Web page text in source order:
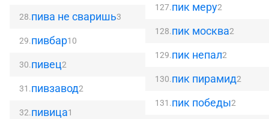
28.пива не сваришь3
29.пивбар10
30.пивец2
31.пивзавод2
32.пивица1
127.пик меру2
128.пик москва2
129.пик непал2
130.пик пирамид2
131.пик победы2